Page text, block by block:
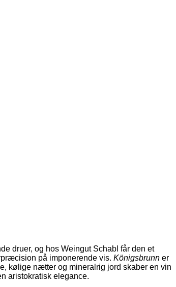
druer, og hos Weingut Schabl får den et
på imponerende vis. Königsbrunn er
kølige nætter og mineralrig jord skaber en vin
aristokratisk elegance.